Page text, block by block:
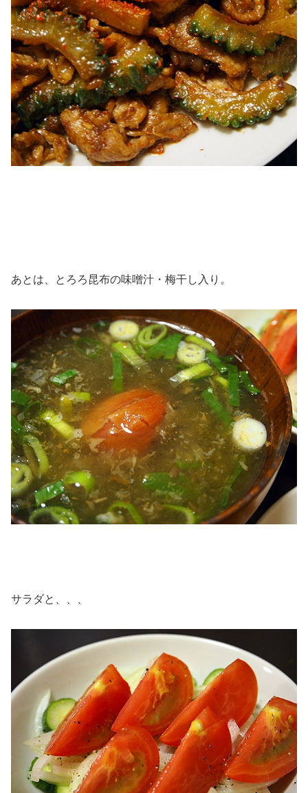
あとは、とろろ昆布の味噌汁・梅干し入り。
サラダと、、、